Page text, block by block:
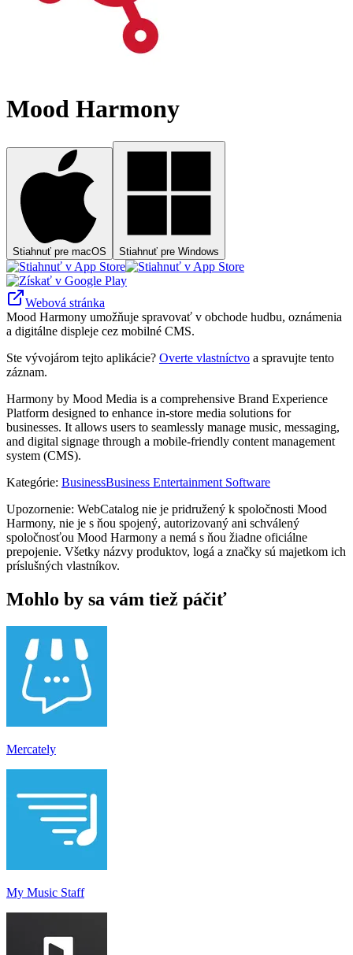
Mood Harmony
Stiahnuť pre macOS Stiahnuť pre Windows
Webová stránka
Mood Harmony umožňuje spravovať v obchode hudbu, oznámenia
a digitálne displeje cez mobilné CMS.
Ste vývojárom tejto aplikácie? Overte vlastníctvo a spravujte tento
záznam.
Harmony by Mood Media is a comprehensive Brand Experience
Platform designed to enhance in-store media solutions for
businesses. It allows users to seamlessly manage music, messaging,
and digital signage through a mobile-friendly content management
system (CMS).
Kategórie: BusinessBusiness Entertainment Software
Upozornenie: WebCatalog nie je pridružený k spoločnosti Mood
Harmony, nie je s ňou spojený, autorizovaný ani schválený
spoločnosťou Mood Harmony a nemá s ňou žiadne oficiálne
prepojenie. Všetky názvy produktov, logá a značky sú majetkom ich
príslušných vlastníkov.
Mohlo by sa vám tiež páčiť
Mercately
My Music Staff